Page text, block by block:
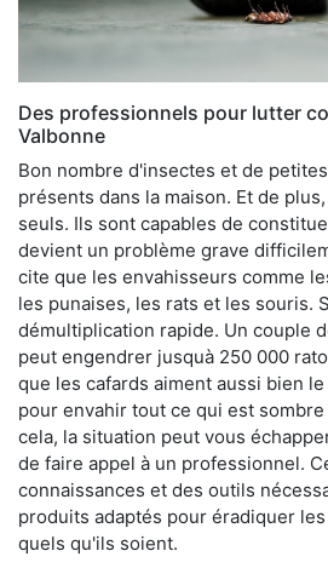
Des professionnels pour lutter
Valbonne
Bon nombre d'insectes et de
présents dans la maison. Et de
seuls. Ils sont capables de
devient un problème grave
cite que les envahisseurs comme
les punaises, les rats et les souris.
démultiplication rapide. Un couple
peut engendrer jusquà 250 000
que les cafards aiment aussi bien
pour envahir tout ce qui est
cela, la situation peut vous
de faire appel à un professionnel.
connaissances et des outils
produits adaptés pour éradiquer
quels qu'ils soient.